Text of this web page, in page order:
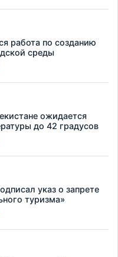
работа по созданию
среды
ожидается
до 42 градусов
указ о запрете
туризма»